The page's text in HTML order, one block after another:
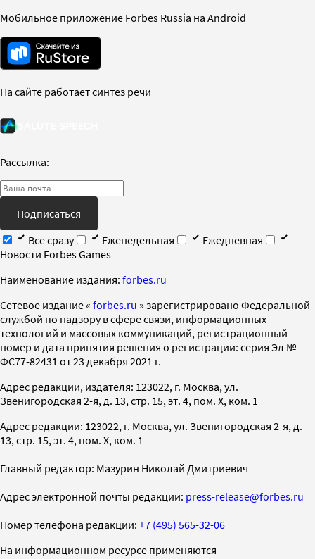
Мобильное приложение Forbes Russia на Android
На сайте работает синтез речи
Рассылка:
Подписаться
Все сразу
Еженедельная
Ежедневная
Новости Forbes Games
Наименование издания: forbes.ru
Cетевое издание « forbes.ru » зарегистрировано Федеральной
службой по надзору в сфере связи, информационных
технологий и массовых коммуникаций, регистрационный
номер и дата принятия решения о регистрации: серия Эл №
ФС77-82431 от 23 декабря 2021 г.
Адрес редакции, издателя: 123022, г. Москва, ул.
Звенигородская 2-я, д. 13, стр. 15, эт. 4, пом. X, ком. 1
Адрес редакции: 123022, г. Москва, ул. Звенигородская 2-я, д.
13, стр. 15, эт. 4, пом. X, ком. 1
Главный редактор: Мазурин Николай Дмитриевич
Адрес электронной почты редакции: press-release@forbes.ru
Номер телефона редакции: +7 (495) 565-32-06
На информационном ресурсе применяются